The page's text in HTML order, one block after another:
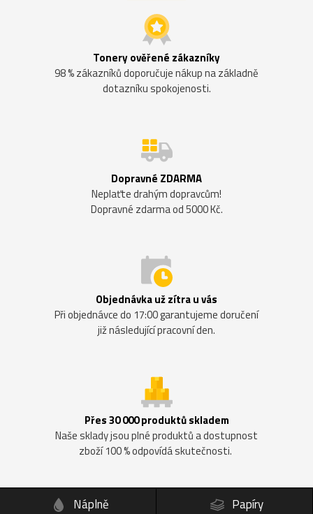
Tonery ověřené zákazníky
98 % zákazníků doporučuje nákup na základně
dotazníku spokojenosti.
Dopravné ZDARMA
Neplaťte drahým dopravcům!
Dopravné zdarma od 5000 Kč.
Objednávka už zítra u vás
Při objednávce do 17:00 garantujeme doručení
již následující pracovní den.
Přes 30 000 produktů skladem
Naše sklady jsou plné produktů a dostupnost
zboží 100 % odpovídá skutečnosti.
Náplně
Papíry